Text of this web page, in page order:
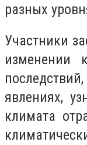
разных
Участники
изменении
явлениях,
климата